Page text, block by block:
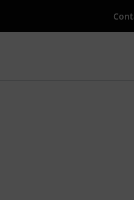
pesquisa com o termo de